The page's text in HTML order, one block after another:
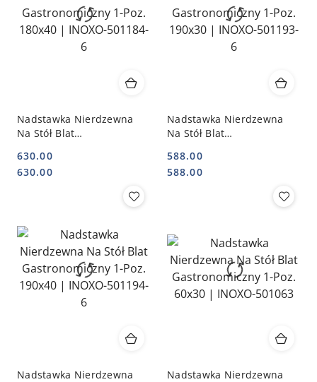
Nadstawka Nierdzewna
Na Stół Blat
180x40 | INOXO-501184-6
Cena:
630.00
Cena:
630.00
Nadstawka Nierdzewna
Na Stół Blat
190x30 | INOXO-501193-6
Cena:
588.00
Cena:
588.00
Nadstawka Nierdzewna
Nadstawka Nierdzewna